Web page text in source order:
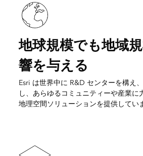
地球規模でも地域
響を与える
Esri は世界中に R&D センターを構え
し、あらゆるコミュニティーや産業に
地理空間ソリューションを提供してい